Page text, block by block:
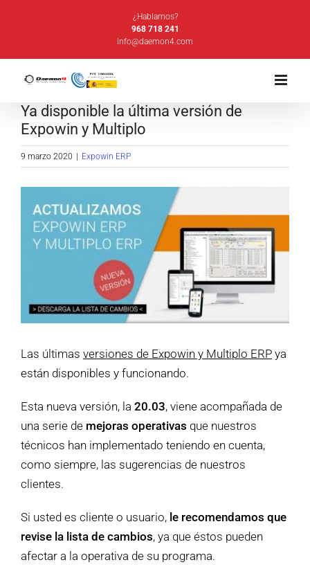
¿Hablamos?
968 718 241
info@daemon4.com
Ya disponible la última versión de
Expowin y Multiplo
9 marzo 2020 Expowin ERP
imagen
más
grande
Las últimas versiones de Expowin y Multiplo ERP ya
están disponibles y funcionando.
Esta nueva versión, la 20.03, viene acompañada de
una serie de mejoras operativas que nuestros
técnicos han implementado teniendo en cuenta,
como siempre, las sugerencias de nuestros
clientes.
Si usted es cliente o usuario, le recomendamos que
revise la lista de cambios, ya que éstos pueden
afectar a la operativa de su programa.